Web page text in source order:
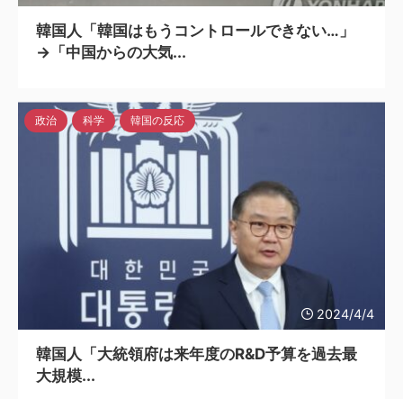
韓国人「韓国はもうコントロールできない…」
→「中国からの大気...
2024/4/4
政治 科学 韓国の反応
韓国人「大統領府は来年度のR&D予算を過去最
大規模...